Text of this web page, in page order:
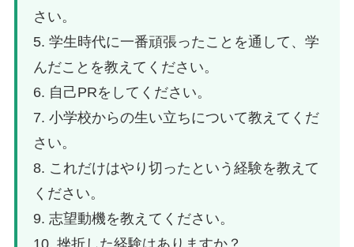
さい。
5. 学生時代に一番頑張ったことを通して、学
んだことを教えてください。
6. 自己PRをしてください。
7. 小学校からの生い立ちについて教えてくだ
さい。
8. これだけはやり切ったという経験を教えて
ください。
9. 志望動機を教えてください。
10. 挫折した経験はありますか？